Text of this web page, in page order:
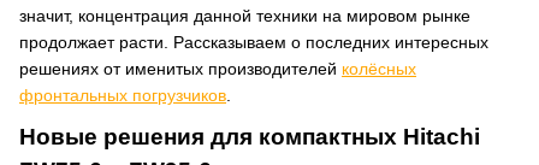
значит, концентрация данной техники на мировом рынке
продолжает расти. Рассказываем о последних интересных
решениях от именитых производителей колёсных
фронтальных погрузчиков
Новые решения для компактных Hitachi